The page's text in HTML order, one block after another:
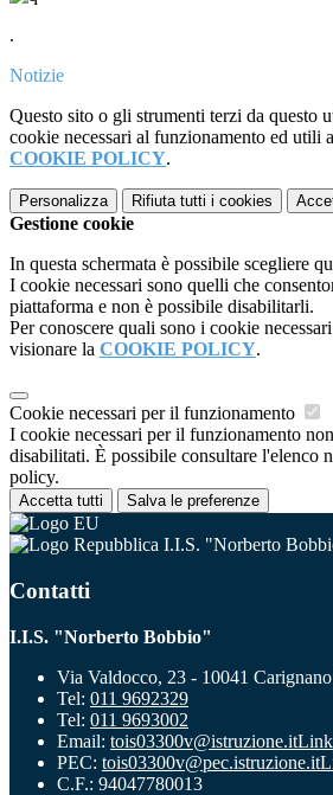
.
Notizie
Questo sito o gli strumenti terzi da questo
cookie necessari al funzionamento ed utili
COOKIE POLICY.
Personalizza Rifiuta tutti i cookies
Gestione cookie
In questa schermata è possibile scegliere
I cookie necessari sono quelli che
piattaforma e non è possibile disabilitarli.
Per conoscere quali sono i cookie
visionare la COOKIE POLICY.
Cookie necessari per il funzionamento
I cookie necessari per il funzionamento
disabilitati. È possibile consultare l'elenco
policy.
Accetta tutti Salva le preferenze
I.I.S. "Norberto
Contatti
I.I.S. "Norberto Bobbio"
Via Valdocco, 23 - 10041
Tel: 011 9692329
Tel: 011 9693002
Email: tois03300v@istruzione.itLink
PEC: tois03300v@pec.istruzione.it
C.F.: 94047780013